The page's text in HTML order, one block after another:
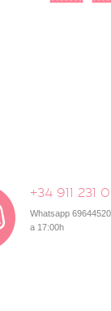
+34 911 231
Whatsapp
a 17:00h